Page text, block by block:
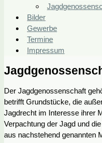
Bilder
Gewerbe
Termine
Impressum
Der Jagdgenossenschaft
betrifft Grundstücke, die
Jagdrecht im Interesse ihrer
Verpachtung der Jagd und
aus nachstehend genannten